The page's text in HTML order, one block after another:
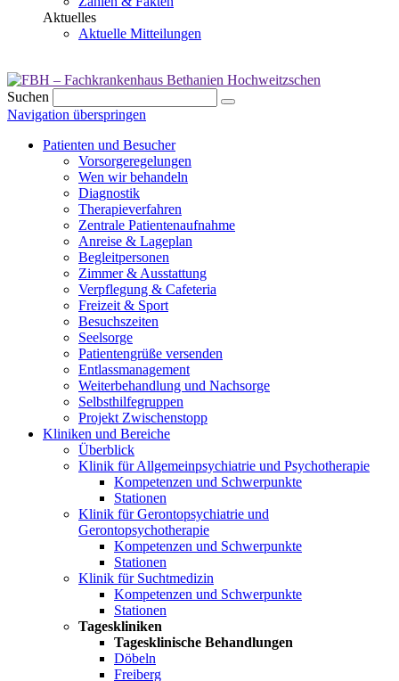
Aktuelles
Aktuelle Mitteilungen
Suchen
Navigation überspringen
Patienten und Besucher
Vorsorgeregelungen
Wen wir behandeln
Diagnostik
Therapieverfahren
Zentrale Patientenaufnahme
Anreise & Lageplan
Begleitpersonen
Zimmer & Ausstattung
Verpflegung & Cafeteria
Freizeit & Sport
Besuchszeiten
Seelsorge
Patientengrüße versenden
Entlassmanagement
Weiterbehandlung und Nachsorge
Selbsthilfegruppen
Projekt Zwischenstopp
Kliniken und Bereiche
Überblick
Klinik für Allgemeinpsychiatrie und Psychotherapie
Kompetenzen und Schwerpunkte
Stationen
Klinik für Gerontopsychiatrie und
Gerontopsychotherapie
Kompetenzen und Schwerpunkte
Stationen
Klinik für Suchtmedizin
Kompetenzen und Schwerpunkte
Stationen
Tageskliniken
Tagesklinische Behandlungen
Döbeln
Freiberg